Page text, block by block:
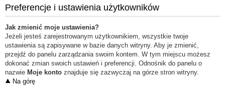
Preferencje i ustawienia użytkowników
Jak zmienić moje ustawienia?
Jeżeli jesteś zarejestrowanym użytkownikiem, wszystkie twoje
ustawienia są zapisywane w bazie danych witryny. Aby je zmienić,
przejdź do panelu zarządzania swoim kontem. W tym miejscu możesz
dokonać zmian swoich ustawień i preferencji. Odnośnik do panelu o
nazwie Moje konto znajduje się zazwyczaj na górze stron witryny.
Na górę